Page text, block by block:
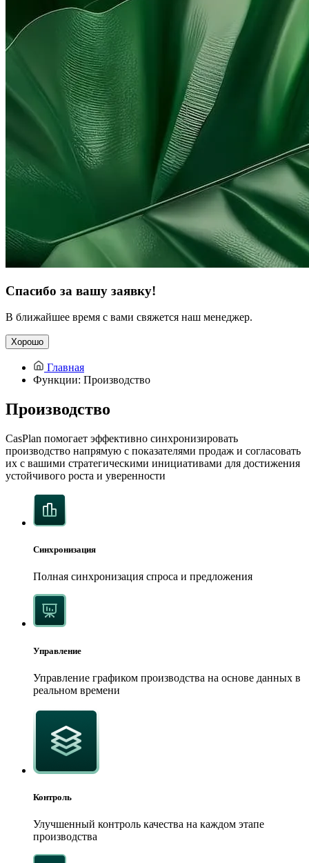
Спасибо за вашу заявку!
В ближайшее время с вами свяжется наш менеджер.
Хорошо
Главная
Функции: Производство
Производство
CasPlan помогает эффективно синхронизировать
производство напрямую с показателями продаж и согласовать
их с вашими стратегическими инициативами для достижения
устойчивого роста и уверенности
Синхронизация
Полная синхронизация спроса и предложения
Управление
Управление графиком производства на основе данных в
реальном времени
Контроль
Улучшенный контроль качества на каждом этапе
производства